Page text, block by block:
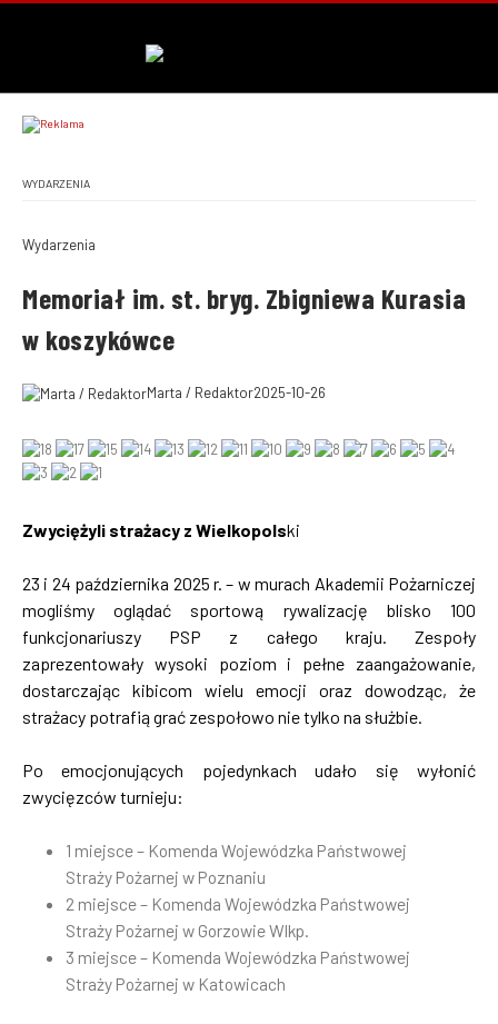
WYDARZENIA
Wydarzenia
Memoriał im. st. bryg. Zbigniewa Kurasia
w koszykówce
Marta / Redaktor2025-10-26
Zwyciężyli strażacy z Wielkopolski
23 i 24 października 2025 r. – w murach Akademii Pożarniczej
mogliśmy oglądać sportową rywalizację blisko 100
funkcjonariuszy PSP z całego kraju. Zespoły
zaprezentowały wysoki poziom i pełne zaangażowanie,
dostarczając kibicom wielu emocji oraz dowodząc, że
strażacy potrafią grać zespołowo nie tylko na służbie.
Po emocjonujących pojedynkach udało się wyłonić
zwycięzców turnieju:
1 miejsce – Komenda Wojewódzka Państwowej
Straży Pożarnej w Poznaniu
2 miejsce – Komenda Wojewódzka Państwowej
Straży Pożarnej w Gorzowie Wlkp.
3 miejsce – Komenda Wojewódzka Państwowej
Straży Pożarnej w Katowicach